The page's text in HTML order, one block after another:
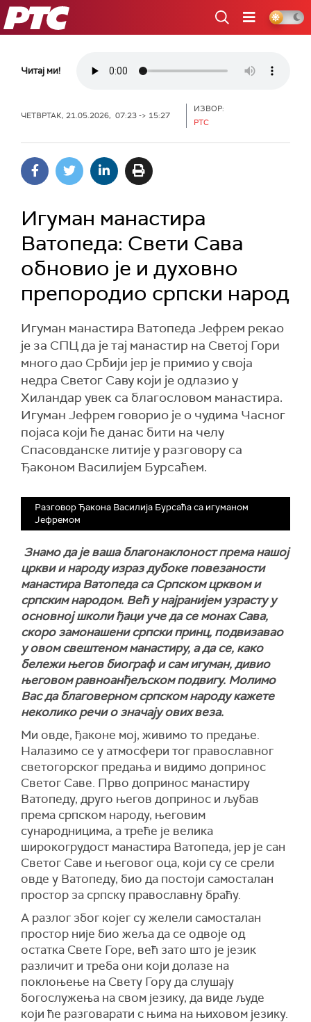
РТС
Читај ми!
ЧЕТВРТАК, 21.05.2026, 07:23 -> 15:27
ИЗВОР:
РТС
Игуман манастира
Ватопеда: Свети Сава
обновио је и духовно
препородио српски народ
Игуман манастира Ватопеда Јефрем рекао
је за СПЦ да је тај манастир на Светој Гори
много дао Србији јер је примио у своја
недра Светог Саву који је одлазио у
Хиландар увек са благословом манастира.
Игуман Јефрем говорио је о чудима Часног
појаса који ће данас бити на челу
Спасовданске литије у разговору са
Ђаконом Василијем Бурсаћем.
Разговор Ђакона Василија Бурсаћа са игуманом
Јефремом
Знамо да је ваша благонаклоност према нашој
цркви и народу израз дубоке повезаности
манастира Ватопеда са Српском црквом и
српским народом. Већ у најранијем узрасту у
основној школи ђаци уче да се монах Сава,
скоро замонашени српски принц, подвизавао
у овом свештеном манастиру, а да се, како
бележи његов биограф и сам игуман, дивио
његовом равноанђељском подвигу. Молимо
Вас да благоверном српском народу кажете
неколико речи о значају ових веза.
Ми овде, ђаконе мој, живимо то предање.
Налазимо се у атмосфери тог православног
светогорског предања и видимо допринос
Светог Саве. Прво допринос манастиру
Ватопеду, друго његов допринос и љубав
према српском народу, његовим
сународницима, а треће је велика
широкогрудост манастира Ватопеда, јер је сан
Светог Саве и његовог оца, који су се срели
овде у Ватопеду, био да постоји самосталан
простор за српску православну браћу.
А разлог због којег су желели самосталан
простор није био жеља да се одвоје од
остатка Свете Горе, већ зато што је језик
различит и треба они који долазе на
поклоњење на Свету Гору да слушају
богослужења на свом језику, да виде људе
који ће разговарати с њима на њиховом језику.